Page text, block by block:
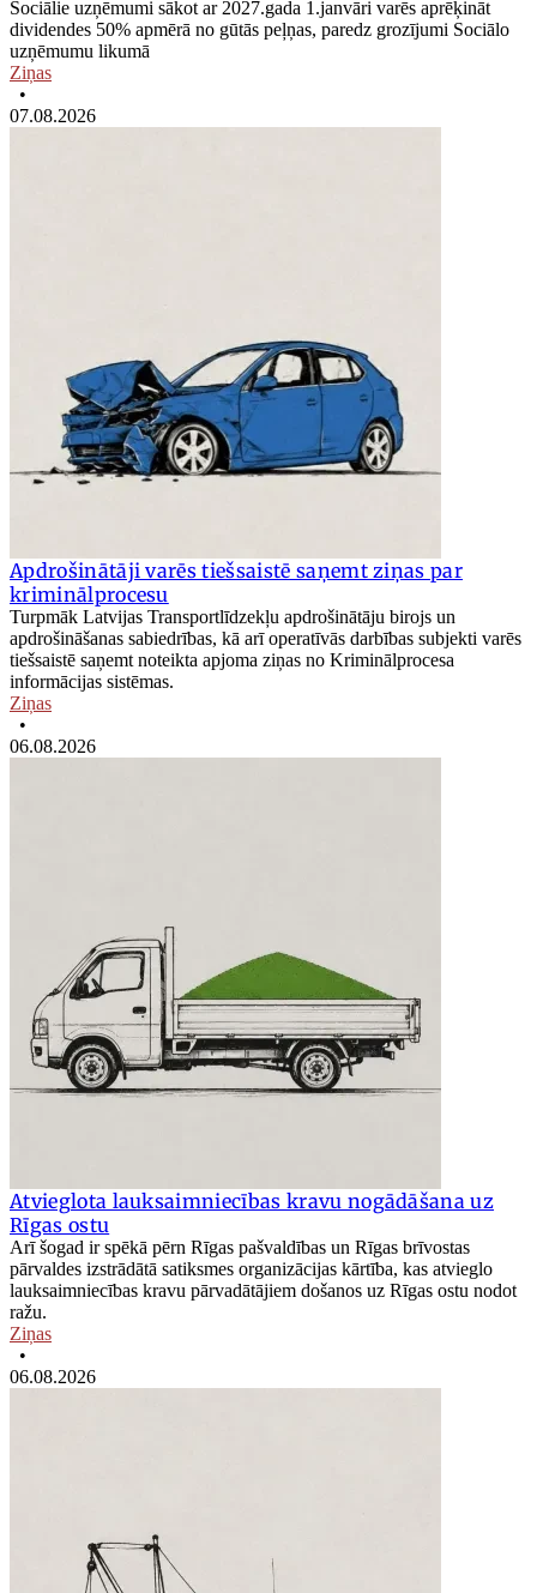
Sociālie uzņēmumi sākot ar 2027.gada 1.janvāri varēs aprēķināt
dividendes 50% apmērā no gūtās peļņas, paredz grozījumi Sociālo
uzņēmumu likumā
Ziņas
•
07.08.2026
Apdrošinātāji varēs tiešsaistē saņemt ziņas par
kriminālprocesu
Turpmāk Latvijas Transportlīdzekļu apdrošinātāju birojs un
apdrošināšanas sabiedrības, kā arī operatīvās darbības subjekti varēs
tiešsaistē saņemt noteikta apjoma ziņas no Kriminālprocesa
informācijas sistēmas.
Ziņas
•
06.08.2026
Atvieglota lauksaimniecības kravu nogādāšana uz
Rīgas ostu
Arī šogad ir spēkā pērn Rīgas pašvaldības un Rīgas brīvostas
pārvaldes izstrādātā satiksmes organizācijas kārtība, kas atvieglo
lauksaimniecības kravu pārvadātājiem došanos uz Rīgas ostu nodot
ražu.
Ziņas
•
06.08.2026